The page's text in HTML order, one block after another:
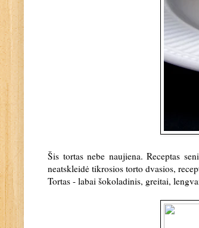
Šis tortas nebe naujiena. Receptas
neatskleidė tikrosios torto dvasios,
Tortas - labai šokoladinis, greitai,